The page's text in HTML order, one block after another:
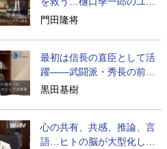
ヤ人救出
門田隆将
最初は信長の直臣として活
躍――武闘派・秀長の前半
生は？
黒田基樹
心の共有、共感、推論、言
語…ヒトの脳が大型化した